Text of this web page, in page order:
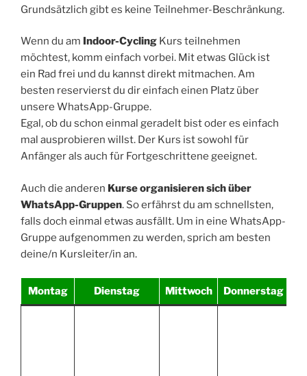
Grundsätzlich gibt es keine Teilnehmer-Beschränkung.
Wenn du am Indoor-Cycling Kurs teilnehmen
möchtest, komm einfach vorbei. Mit etwas Glück ist
ein Rad frei und du kannst direkt mitmachen. Am
besten reservierst du dir einfach einen Platz über
unsere WhatsApp-Gruppe.
Egal, ob du schon einmal geradelt bist oder es einfach
mal ausprobieren willst. Der Kurs ist sowohl für
Anfänger als auch für Fortgeschrittene geeignet.
Auch die anderen Kurse organisieren sich über
WhatsApp-Gruppen. So erfährst du am schnellsten,
falls doch einmal etwas ausfällt. Um in eine WhatsApp-
Gruppe aufgenommen zu werden, sprich am besten
deine/n Kursleiter/in an.
Montag Dienstag Mittwoch Donnerstag